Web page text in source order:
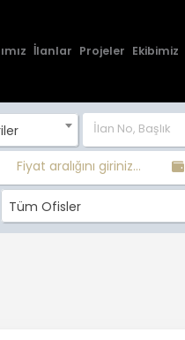
İlanlar Projeler Ekibimiz
Fiyat aralığını giriniz...
Tüm Ofisler